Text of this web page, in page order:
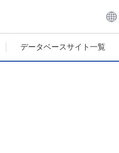
データベースサイト一覧